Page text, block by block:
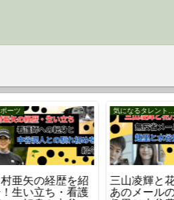
時事
食料品の消費税1%で
何がどう変わるのか
時事
【名古屋
落女性巻